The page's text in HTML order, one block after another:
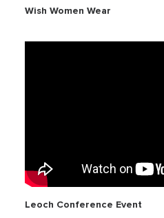
Wish Women Wear
Leoch Conference Event